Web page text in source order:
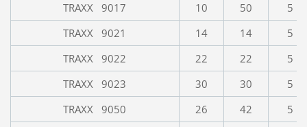
TRAXX 9017
10 50
5
TRAXX 9021
14 14
5
TRAXX 9022
22 22
5
TRAXX 9023
30 30
5
TRAXX 9050
26 42
5